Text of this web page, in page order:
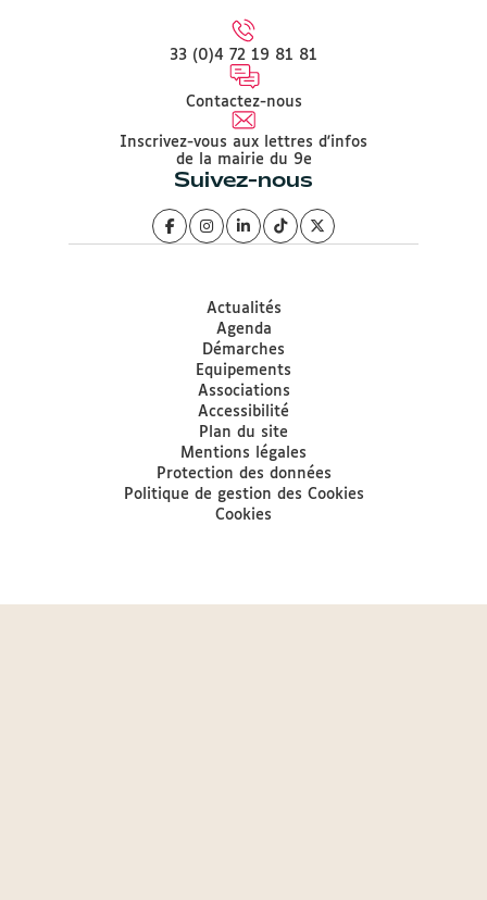
33 (0)4 72 19 81 81
Contactez-nous
Inscrivez-vous aux lettres d'infos
de la mairie du 9e
Suivez-nous
Actualités
Agenda
Démarches
Equipements
Associations
Accessibilité
Plan du site
Mentions légales
Protection des données
Politique de gestion des Cookies
Cookies